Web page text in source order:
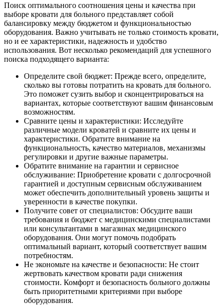
Поиск оптимального соотношения цены и качества при
выборе кровати для больного представляет собой
балансировку между бюджетом и функциональностью
оборудования. Важно учитывать не только стоимость кровати,
но и ее характеристики, надежность и удобство
использования. Вот несколько рекомендаций для успешного
поиска подходящего варианта:
Определите свой бюджет: Прежде всего, определите,
сколько вы готовы потратить на кровать для больного.
Это поможет сузить выбор и сконцентрироваться на
вариантах, которые соответствуют вашим финансовым
возможностям.
Сравните цены и характеристики: Исследуйте
различные модели кроватей и сравните их цены и
характеристики. Обратите внимание на
функциональность, качество материалов, механизмы
регулировки и другие важные параметры.
Обратите внимание на гарантии и сервисное
обслуживание: Приобретение кровати с долгосрочной
гарантией и доступным сервисным обслуживанием
может обеспечить дополнительный уровень защиты и
уверенности в качестве покупки.
Получите совет от специалистов: Обсудите ваши
требования и бюджет с медицинскими специалистами
или консультантами в магазинах медицинского
оборудования. Они могут помочь подобрать
оптимальный вариант, который соответствует вашим
потребностям.
Не экономьте на качестве и безопасности: Не стоит
жертвовать качеством кровати ради снижения
стоимости. Комфорт и безопасность больного должны
быть приоритетными критериями при выборе
оборудования.